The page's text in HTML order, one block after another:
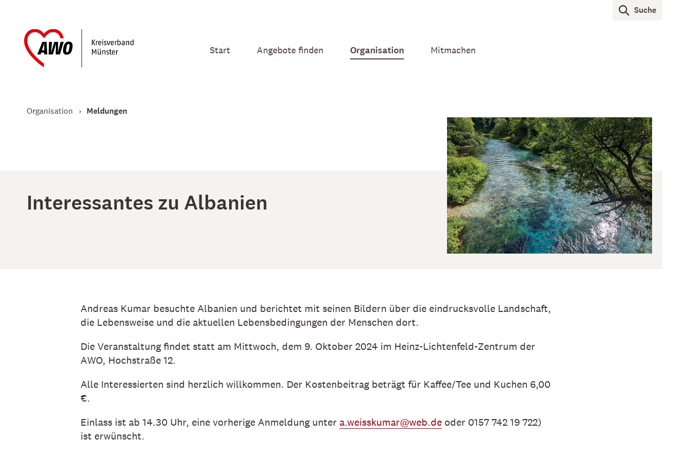
Start Angebote finden Organisation Mitmachen
Suche
Organisation Meldungen
Interessantes zu Albanien
Andreas Kumar besuchte Albanien und berichtet mit seinen Bildern über die eindrucksvolle Landschaft,
die Lebensweise und die aktuellen Lebensbedingungen der Menschen dort.
Die Veranstaltung findet statt am Mittwoch, dem 9. Oktober 2024 im Heinz-Lichtenfeld-Zentrum der
AWO, Hochstraße 12.
Alle Interessierten sind herzlich willkommen. Der Kostenbeitrag beträgt für Kaffee/Tee und Kuchen 6,00
€.
Einlass ist ab 14.30 Uhr, eine vorherige Anmeldung unter a.weisskumar@web.de oder 0157 742 19 722)
ist erwünscht.